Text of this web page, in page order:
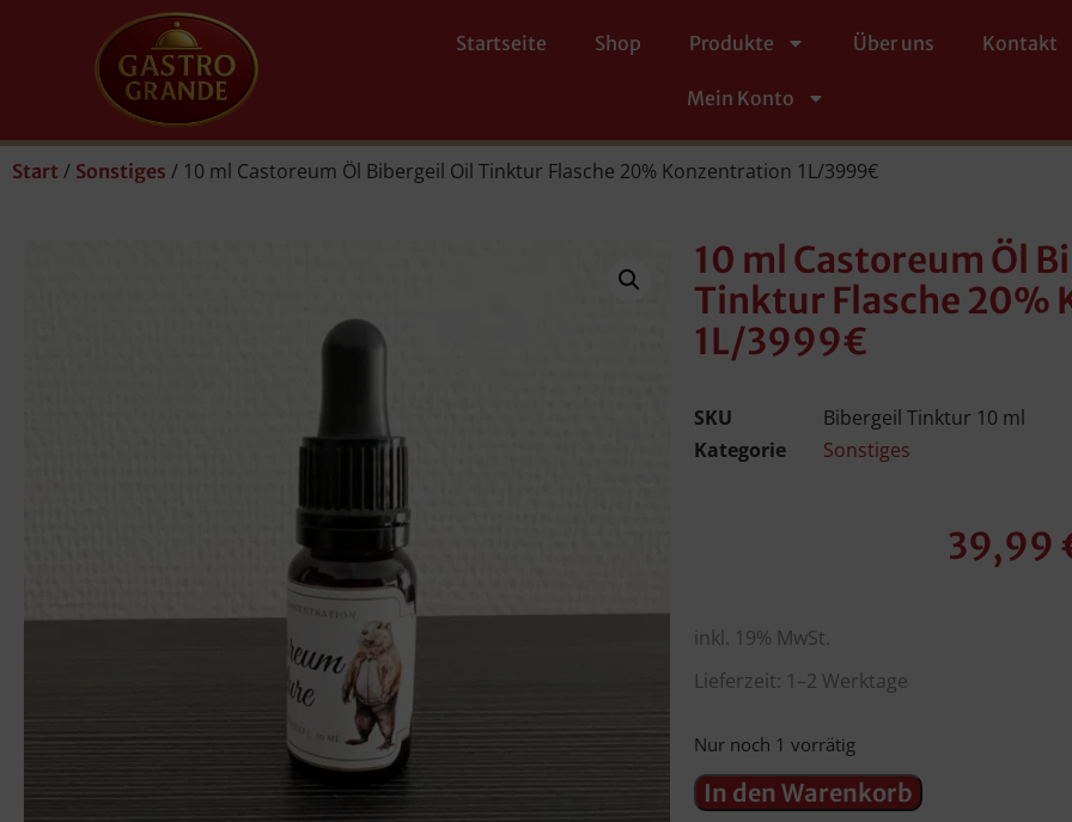
Startseite Shop Produkte Über uns Kontakt
Mein Konto
Start / Sonstiges / 10 ml Castoreum Öl Bibergeil Oil Tinktur Flasche 20% Konzentration 1L/3999€
10 ml Castoreum Öl
Tinktur Flasche 20%
1L/3999€
SKU
Bibergeil Tinktur 10 ml
Kategorie
Sonstiges
39,99
inkl. 19% MwSt.
Lieferzeit: 1–2 Werktage
Nur noch 1 vorrätig
In den Warenkorb